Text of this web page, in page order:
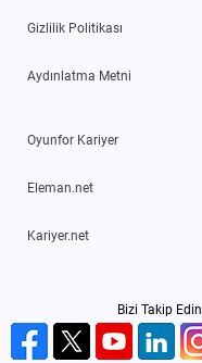
Gizlilik Politikası
Aydınlatma Metni
Oyunfor Kariyer
Eleman.net
Kariyer.net
Bizi Takip Edin